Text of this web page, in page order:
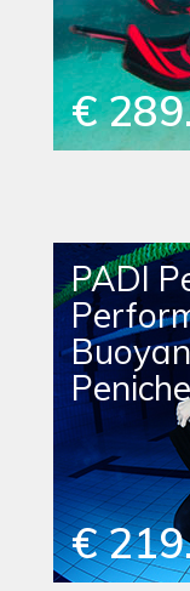
€
PADI
Peniche
€